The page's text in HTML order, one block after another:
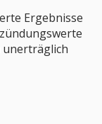
Ergebnisse
unerträglich